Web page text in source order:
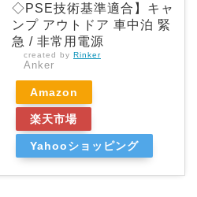
◇PSE技術基準適合】キャ
ンプ アウトドア 車中泊 緊
急 / 非常用電源
created by Rinker
Anker
Amazon
楽天市場
Yahooショッピング